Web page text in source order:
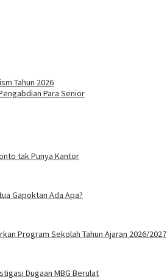
Tahun 2026
Para Senior
tak Punya Kantor
Gapoktan Ada Apa?
Program Sekolah Tahun Ajaran 2026/2027
Dugaan MBG Berulat